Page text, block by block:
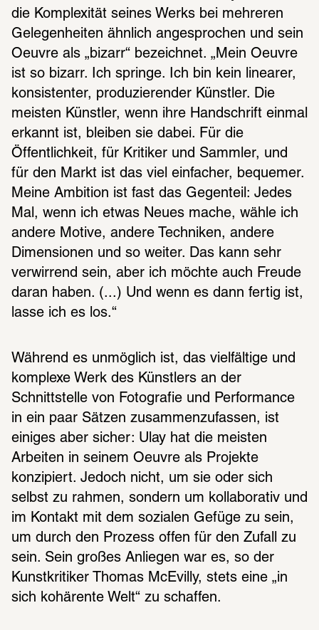
die Komplexität seines Werks bei mehreren
Gelegenheiten ähnlich angesprochen und sein
Oeuvre als „bizarr“ bezeichnet. „Mein Oeuvre
ist so bizarr. Ich springe. Ich bin kein linearer,
konsistenter, produzierender Künstler. Die
meisten Künstler, wenn ihre Handschrift einmal
erkannt ist, bleiben sie dabei. Für die
Öffentlichkeit, für Kritiker und Sammler, und
für den Markt ist das viel einfacher, bequemer.
Meine Ambition ist fast das Gegenteil: Jedes
Mal, wenn ich etwas Neues mache, wähle ich
andere Motive, andere Techniken, andere
Dimensionen und so weiter. Das kann sehr
verwirrend sein, aber ich möchte auch Freude
daran haben. (...) Und wenn es dann fertig ist,
lasse ich es los.“
Während es unmöglich ist, das vielfältige und
komplexe Werk des Künstlers an der
Schnittstelle von Fotografie und Performance
in ein paar Sätzen zusammenzufassen, ist
einiges aber sicher: Ulay hat die meisten
Arbeiten in seinem Oeuvre als Projekte
konzipiert. Jedoch nicht, um sie oder sich
selbst zu rahmen, sondern um kollaborativ und
im Kontakt mit dem sozialen Gefüge zu sein,
um durch den Prozess offen für den Zufall zu
sein. Sein großes Anliegen war es, so der
Kunstkritiker Thomas McEvilly, stets eine „in
sich kohärente Welt“ zu schaffen.